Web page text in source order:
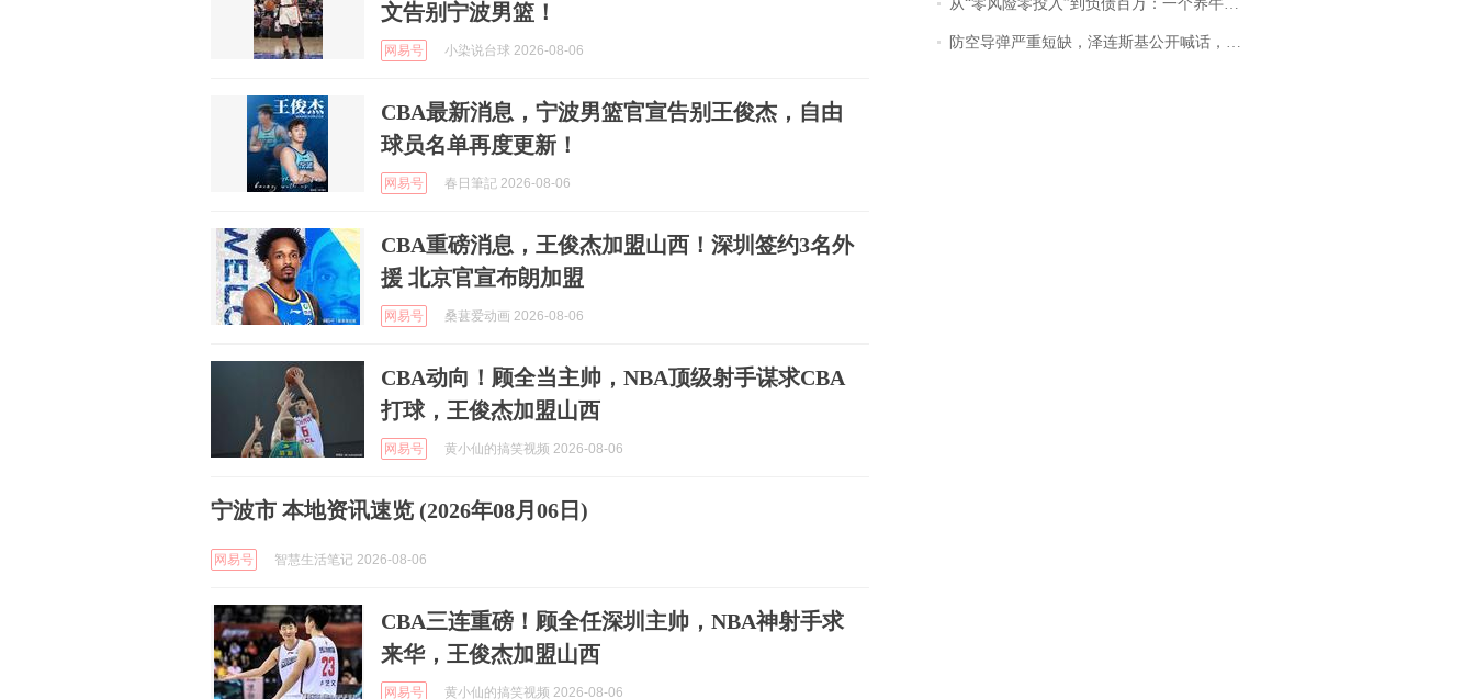
文告别宁波男篮！
网易号 小染说台球 2026-08-06
CBA最新消息，宁波男篮官宣告别王俊杰，自由
球员名单再度更新！
网易号 春日筆記 2026-08-06
CBA重磅消息，王俊杰加盟山西！深圳签约3名外
援 北京官宣布朗加盟
网易号 桑葚爱动画 2026-08-06
CBA动向！顾全当主帅，NBA顶级射手谋求CBA
打球，王俊杰加盟山西
网易号 黄小仙的搞笑视频 2026-08-06
宁波市 本地资讯速览 (2026年08月06日)
网易号 智慧生活笔记 2026-08-06
CBA三连重磅！顾全任深圳主帅，NBA神射手求
来华，王俊杰加盟山西
网易号 黄小仙的搞笑视频 2026-08-06
从“零风险零投入”到负债百万：一个养牛项目崩盘后，谁该为农户的贷款买单丨红星调查
防空导弹严重短缺，泽连斯基公开喊话，乌克兰失去导弹拦截能力？